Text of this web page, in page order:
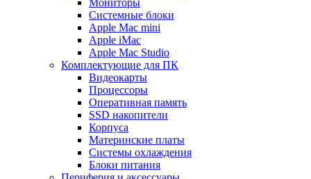
Мониторы
Системные блоки
Apple Mac mini
Apple iMac
Apple Mac Studio
Комплектующие для ПК
Видеокарты
Процессоры
Оперативная память
SSD накопители
Корпуса
Материнские платы
Системы охлаждения
Блоки питания